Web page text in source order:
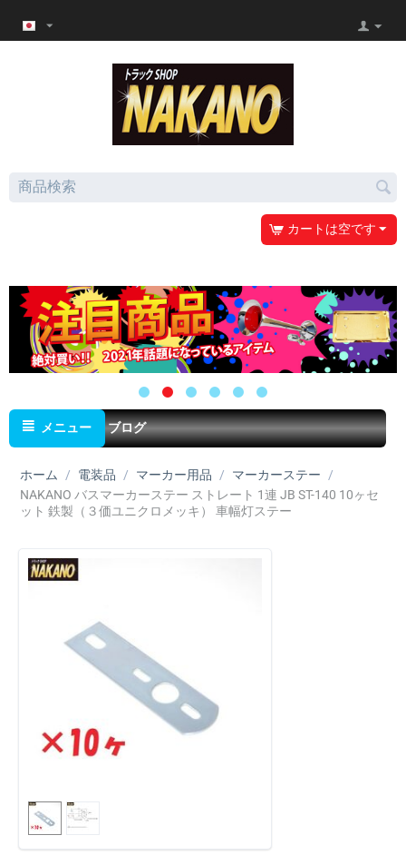
カートは空です
メニュー ブログ
ホーム / 電装品 / マーカー用品 / マーカーステー /
NAKANO バスマーカーステー ストレート 1連 JB ST-140 10ヶセ
ット 鉄製（３価ユニクロメッキ） 車幅灯ステー